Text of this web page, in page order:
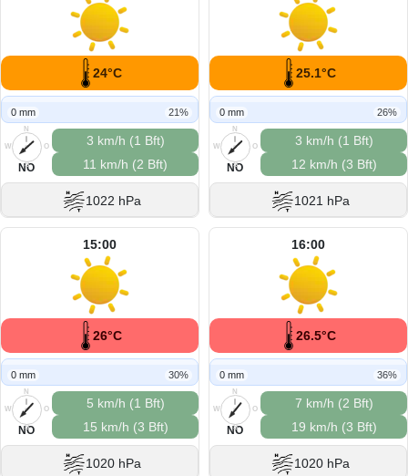
24°C
0 mm 21%
N
O
S
W
NO
3 km/h (1 Bft)
11 km/h (2 Bft)
1022 hPa
25.1°C
0 mm 26%
N
O
S
W
NO
3 km/h (1 Bft)
12 km/h (3 Bft)
1021 hPa
15:00
26°C
0 mm 30%
N
O
S
W
NO
5 km/h (1 Bft)
15 km/h (3 Bft)
1020 hPa
16:00
26.5°C
0 mm 36%
N
O
S
W
NO
7 km/h (2 Bft)
19 km/h (3 Bft)
1020 hPa